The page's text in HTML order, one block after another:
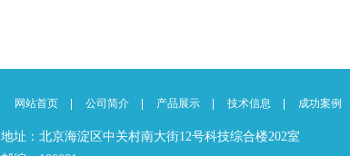
网站首页 公司简介 产品展示 技术信息 成功案例
地址：北京海淀区中关村南大街12号科技综合楼202室